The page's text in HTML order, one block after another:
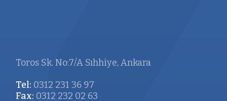
Toros Sk. No:7/A Sıhhiye, Ankara
Tel: 0312 231 36 97
Fax: 0312 232 02 63